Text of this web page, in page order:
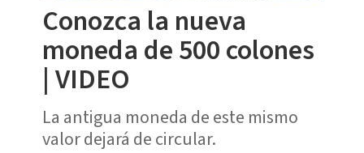
Conozca la nueva
moneda de 500 colones
| VIDEO
La antigua moneda de este mismo
valor dejará de circular.